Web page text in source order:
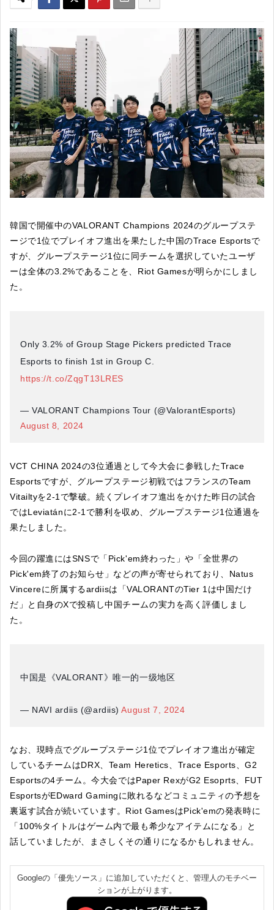
韓国で開催中のVALORANT Champions 2024のグループステ
ージで1位でプレイオフ進出を果たした中国のTrace Esportsで
すが、グループステージ1位に同チームを選択していたユーザ
ーは全体の3.2%であることを、Riot Gamesが明らかにしまし
た。
Only 3.2% of Group Stage Pickers predicted Trace
Esports to finish 1st in Group C.
https://t.co/ZqgT13LRES
— VALORANT Champions Tour (@ValorantEsports)
August 8, 2024
VCT CHINA 2024の3位通過として今大会に参戦したTrace
Esportsですが、グループステージ初戦ではフランスのTeam
Vitailtyを2-1で撃破。続くプレイオフ進出をかけた昨日の試合
ではLeviatánに2-1で勝利を収め、グループステージ1位通過を
果たしました。
今回の躍進にはSNSで「Pick'em終わった」や「全世界の
Pick'em終了のお知らせ」などの声が寄せられており、Natus
Vincereに所属するardiisは「VALORANTのTier 1は中国だけ
だ」と自身のXで投稿し中国チームの実力を高く評価しまし
た。
中国是《VALORANT》唯一的一级地区
— NAVI ardiis (@ardiis)August 7, 2024
なお、現時点でグループステージ1位でプレイオフ進出が確定
しているチームはDRX、Team Heretics、Trace Esports、G2
Esportsの4チーム。今大会ではPaper RexがG2 Esoprts、FUT
EsportsがEDward Gamingに敗れるなどコミュニティの予想を
裏返す試合が続いています。Riot GamesはPick'emの発表時に
「100%タイトルはゲーム内で最も希少なアイテムになる」と
話していましたが、まさしくその通りになるかもしれません。
Googleの「優先ソース」に追加していただくと、管理人のモチベー
ションが上がります。